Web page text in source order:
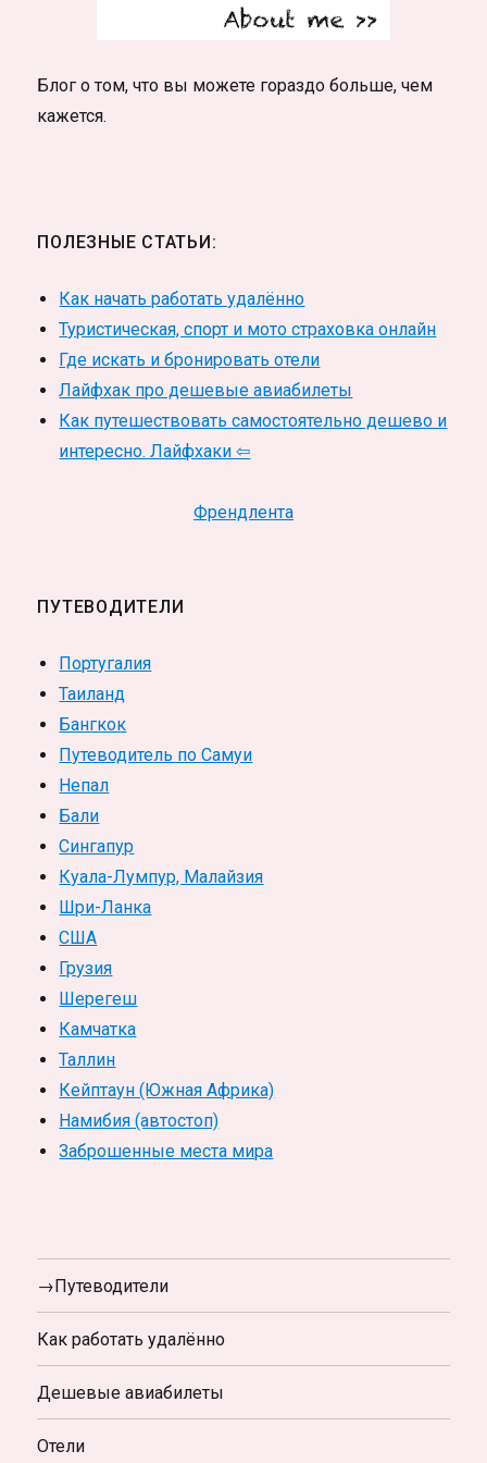
Блог о том, что вы можете гораздо больше, чем
кажется.
ПОЛЕЗНЫЕ СТАТЬИ:
Как начать работать удалённо
Туристическая, спорт и мото страховка онлайн
Где искать и бронировать отели
Лайфхак про дешевые авиабилеты
Как путешествовать самостоятельно дешево и
интересно. Лайфхаки ⇦
Френдлента
ПУТЕВОДИТЕЛИ
Португалия
Таиланд
Бангкок
Путеводитель по Самуи
Непал
Бали
Сингапур
Куала-Лумпур, Малайзия
Шри-Ланка
США
Грузия
Шерегеш
Камчатка
Таллин
Кейптаун (Южная Африка)
Намибия (автостоп)
Заброшенные места мира
→Путеводители
Как работать удалённо
Дешевые авиабилеты
Отели